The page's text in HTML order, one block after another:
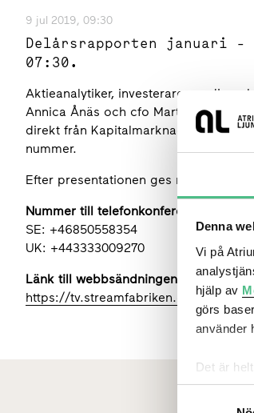
Denna
Vi på
hjälp av
görs
använder
Det är
9 jul 2019, 09:30
Delårsrapporten januari
07:30.
Aktieanalytiker, investerare, media
Annica Ånäs och cfo Martin Lindqvist
direkt från Kapitalmarknadsdagarna i
nummer.
Efter presentationen ges möjlighet att
Nummer till telefonkonferensen:
SE: +46850558354
UK: +443333009270
Länk till webbsändningen:
https://tv.streamfabriken.com/sv-